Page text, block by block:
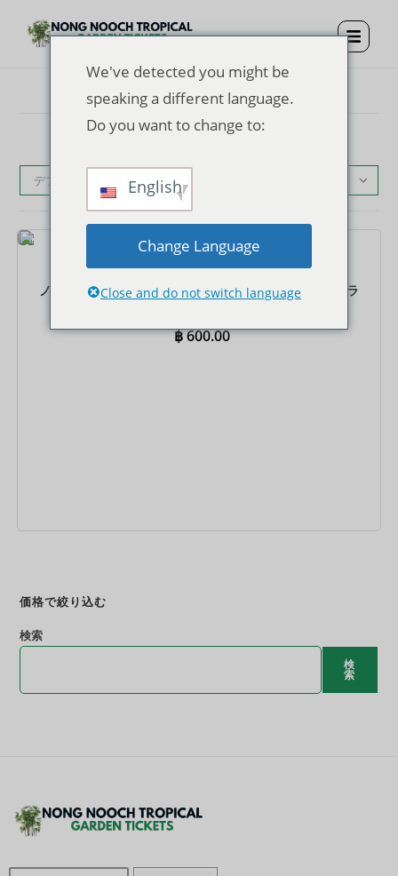
デフォルト表示
チケット
ノンヌッチ トロピカル ガーデン入場券 + ビュッフェ式ラ
฿600.00
価格で絞り込む
検索
検
索
We've detected you might be
speaking a different language.
Do you want to change to:
English
Change Language
Close and do not switch language